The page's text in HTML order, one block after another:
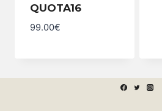
QUOTA16
99.00€
bottle